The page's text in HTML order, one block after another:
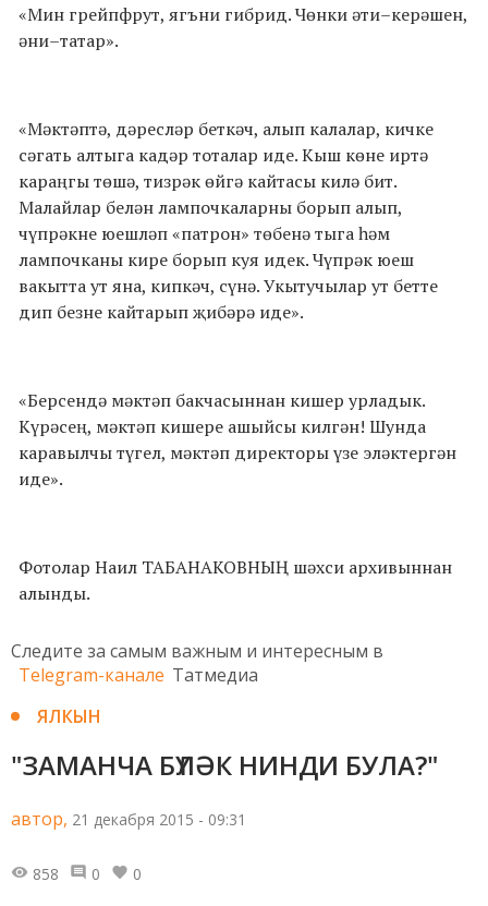
«Мин грейпфрут, ягъни гибрид. Чөнки әти–керәшен,
әни–татар».
«Мәктәптә, дәресләр беткәч, алып калалар, кичке
сәгать алтыга кадәр тоталар иде. Кыш көне иртә
караңгы төшә, тизрәк өйгә кайтасы килә бит.
Малайлар белән лампочкаларны борып алып,
чүпрәкне юешләп «патрон» төбенә тыга һәм
лампочканы кире борып куя идек. Чүпрәк юеш
вакытта ут яна, кипкәч, сүнә. Укытучылар ут бетте
дип безне кайтарып җибәрә иде».
«Берсендә мәктәп бакчасыннан кишер урладык.
Күрәсең, мәктәп кишере ашыйсы килгән! Шунда
каравылчы түгел, мәктәп директоры үзе эләктергән
иде».
Фотолар Наил ТАБАНАКОВНЫҢ шәхси архивыннан
алынды.
Следите за самым важным и интересным в
Telegram-канале Татмедиа
ЯЛКЫН
"ЗАМАНЧА БҮЛӘК НИНДИ БУЛА?"
автор, 21 декабря 2015 - 09:31
858 0 0